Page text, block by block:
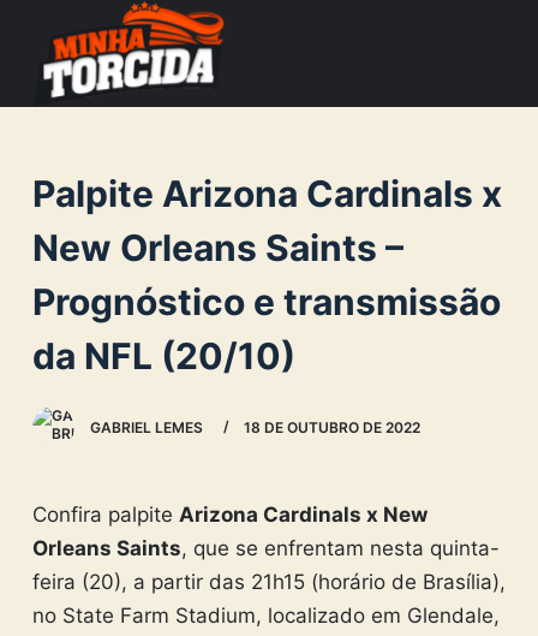
c
o
e
Palpite Arizona Cardinals x
New Orleans Saints –
Prognóstico e transmissão
da NFL (20/10)
GABRIEL LEMES 18 DE OUTUBRO DE 2022
Confira palpite Arizona Cardinals x New
Orleans Saints, que se enfrentam nesta quinta-
feira (20), a partir das 21h15 (horário de Brasília),
no State Farm Stadium, localizado em Glendale,